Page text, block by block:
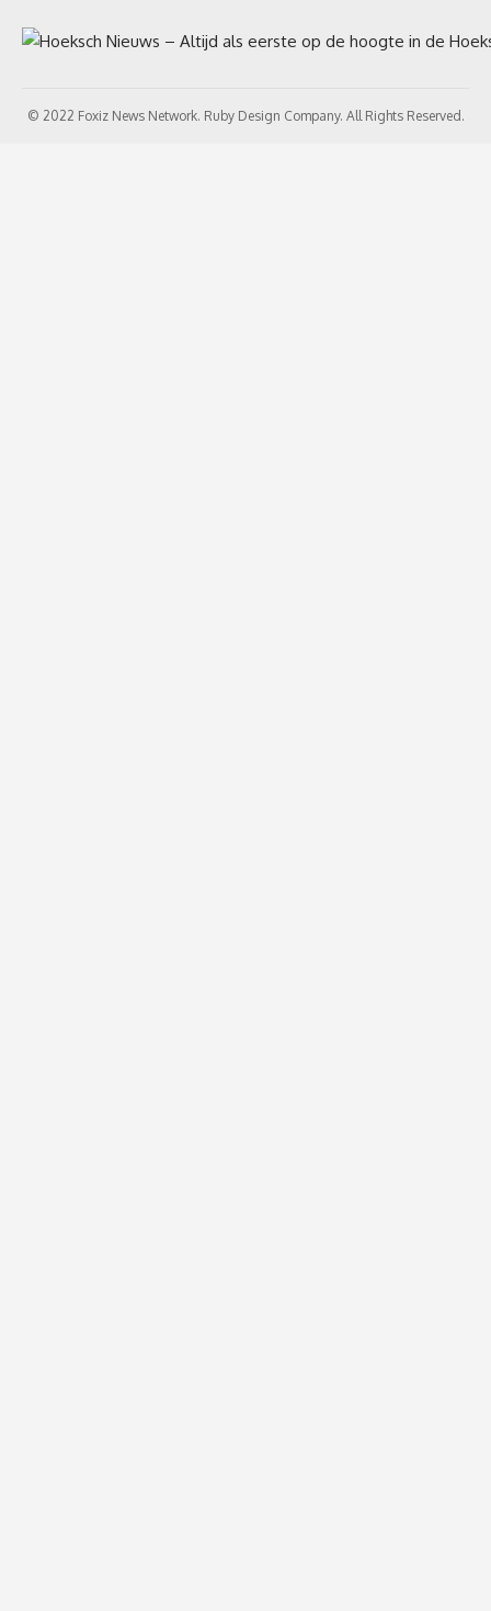
© 2022 Foxiz News Network. Ruby Design Company. All Rights Reserved.